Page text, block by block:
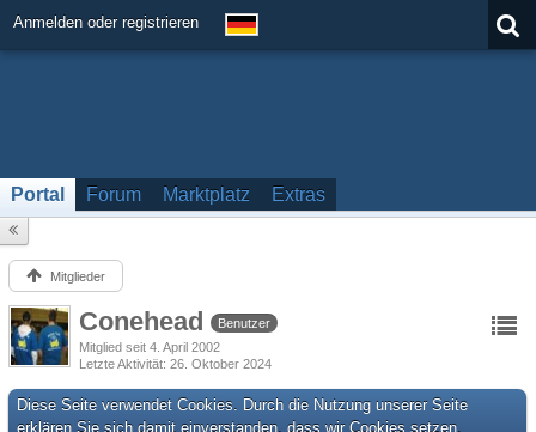
Anmelden oder registrieren
Portal Forum Marktplatz Extras
Mitglieder
Conehead
Benutzer
Mitglied seit 4. April 2002
Letzte Aktivität 26. Oktober 2024
Diese Seite verwendet Cookies. Durch die Nutzung unserer Seite
erklären Sie sich damit einverstanden, dass wir Cookies setzen.